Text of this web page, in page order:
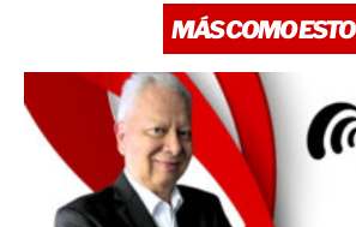
MÁS COMO ESTO